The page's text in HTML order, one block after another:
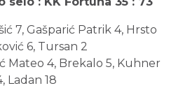
7, Gašparić Patrik 4, Hrsto
6, Tursan 2
Mateo 4, Brekalo 5, Kuhner
Ladan 18